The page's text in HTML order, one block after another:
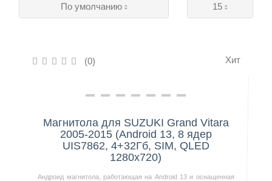
Контакты
15
По умолчанию
(0) Хит
Нашли дешевле?
Магнитола для SUZUKI Grand Vitara
2005-2015 (Android 13, 8 ядер
UIS7862, 4+32Гб, SIM, QLED
1280x720)
Андроид магнитола, работающая на Android 13 и оснащенная